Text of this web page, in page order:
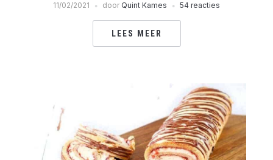
11/02/2021 door Quint Kames 54 reacties
LEES MEER